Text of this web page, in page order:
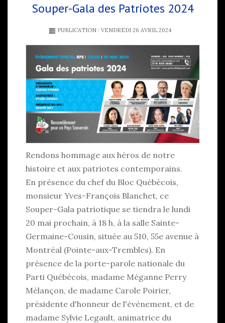
Souper-Gala des Patriotes 2024
PUBLICATION : VENDREDI 26 AVRIL 2024
Rendons hommage aux héros de notre
histoire et aux patriotes contemporains.
En présence du chef du Bloc Québécois,
monsieur Yves-François Blanchet, ce
Souper-Gala patriotique se tiendra le lundi
20 mai prochain, à 18 h, à la salle Sainte-
Germaine-Cousin, située au 510, 55e avenue à
Montréal (Pointe-aux-Trembles). En
présence de la porte-parole nationale du
Parti Québécois, madame Méganne Perry
Mélançon, de madame Carole Poirier,
présidente d'honneur de l'évènement, et de
madame Sylvie Legault, animatrice du